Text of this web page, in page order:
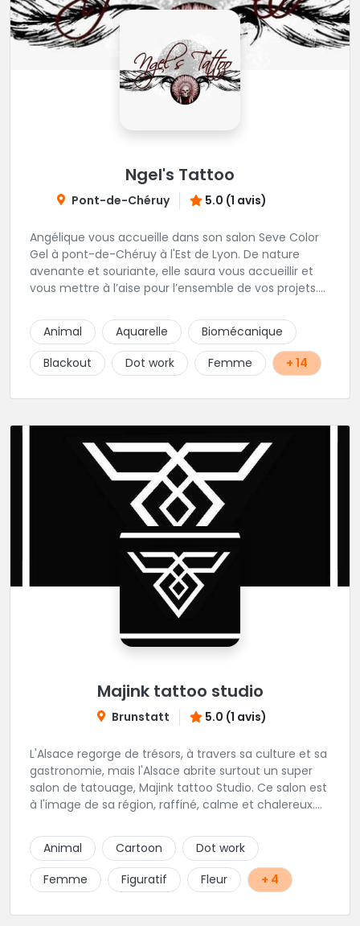
Ngel's Tattoo
Pont-de-Chéruy 5.0 (1 avis)
Angélique vous accueille dans son salon Seve Color
Gel à pont-de-Chéruy à l'Est de Lyon. De nature
avenante et souriante, elle saura vous accueillir et
vous mettre à l’aise pour l’ensemble de vos projets.
tatouages allant des calligraphies, motifs floraux au
réalisme.
Animal Aquarelle
Biomécanique
Blackout
Dot work Femme + 14
Majink tattoo studio
Brunstatt 5.0 (1 avis)
L'Alsace regorge de trésors, à travers sa culture et sa
gastronomie, mais l'Alsace abrite surtout un super
salon de tatouage, Majink tattoo Studio. Ce salon est
à l'image de sa région, raffiné, calme et chalereux.
découvrir son super shop !
Animal Cartoon
Dot work
Femme
Figuratif Fleur + 4